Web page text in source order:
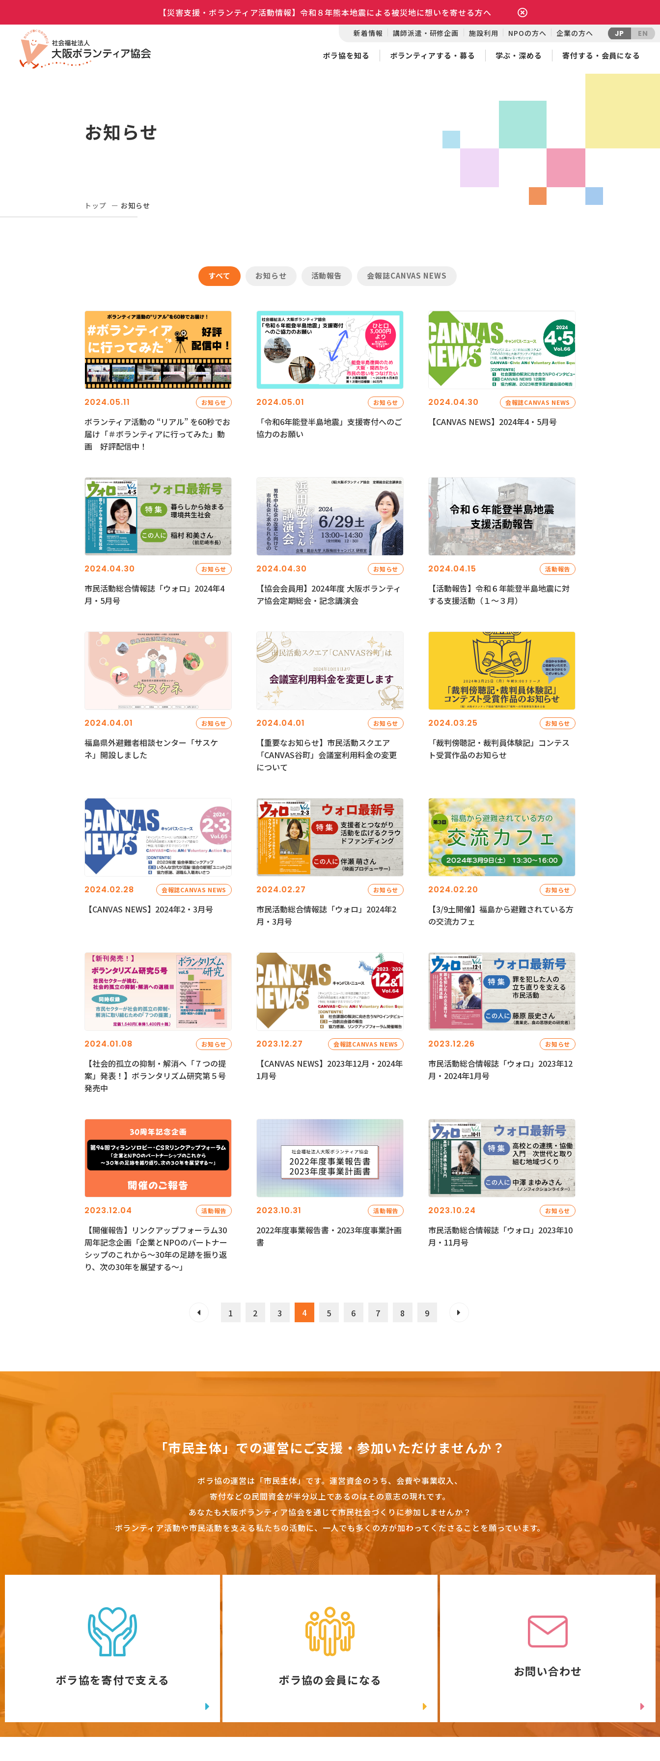
【災害支援・ボランティア活動情報】令和８年熊本地震による被災地に想いを寄せる方へ
新着情報 講師派遣・研修企画 施設利用 NPOの方へ 企業の方へ JP EN
ボラ協を知る ボランティアする・募る 学ぶ・深める 寄付する・会員になる
お知らせ
トップ お知らせ
すべて お知らせ 活動報告 会報誌CANVAS NEWS
2024.05.11 お知らせ
ボランティア活動の “リアル” を60秒でお
届け「＃ボランティアに行ってみた」動
画 好評配信中！
2024.05.01 お知らせ
「令和6年能登半島地震」支援寄付へのご
協力のお願い
2024.04.30 会報誌CANVAS NEWS
【CANVAS NEWS】2024年4・5月号
2024.04.30 お知らせ
市民活動総合情報誌「ウォロ」2024年4
月・5月号
2024.04.30 お知らせ
【協会会員用】2024年度 大阪ボランティ
ア協会定期総会・記念講演会
2024.04.15 活動報告
【活動報告】令和６年能登半島地震に対
する支援活動（１〜３月）
2024.04.01 お知らせ
福島県外避難者相談センター「サスケ
ネ」開設しました
2024.04.01 お知らせ
【重要なお知らせ】市民活動スクエア
「CANVAS谷町」会議室利用料金の変更
について
2024.03.25 お知らせ
「裁判傍聴記・裁判員体験記」コンテス
ト受賞作品のお知らせ
2024.02.28 会報誌CANVAS NEWS
【CANVAS NEWS】2024年2・3月号
2024.02.27 お知らせ
市民活動総合情報誌「ウォロ」2024年2
月・3月号
2024.02.20 お知らせ
【3/9土開催】福島から避難されている方
の交流カフェ
2024.01.08 お知らせ
【社会的孤立の抑制・解消へ「７つの提
案」発表！】ボランタリズム研究第５号
発売中
2023.12.27 会報誌CANVAS NEWS
【CANVAS NEWS】2023年12月・2024年
1月号
2023.12.26 お知らせ
市民活動総合情報誌「ウォロ」2023年12
月・2024年1月号
2023.12.04 活動報告
【開催報告】リンクアップフォーラム30
周年記念企画「企業とNPOのパートナー
シップのこれから～30年の足跡を振り返
り、次の30年を展望する～」
2023.10.31 活動報告
2022年度事業報告書・2023年度事業計画
書
2023.10.24 お知らせ
市民活動総合情報誌「ウォロ」2023年10
月・11月号
1 2 3 4 5 6 7 8 9
「市民主体」での運営にご支援・参加いただけませんか？
ボラ協の運営は「市民主体」です。 運営資金のうち、会費や事業収入、
寄付などの民間資金が半分以上であるのはその意志の現れです。
あなたも大阪ボランティア協会を通じて市民社会づくりに参加しませんか？
ボランティア活動や市民活動を支える私たちの活動に、一人でも多くの方が加わってくださることを願っています。
ボラ協を寄付で支える ボラ協の会員になる
お問い合わせ